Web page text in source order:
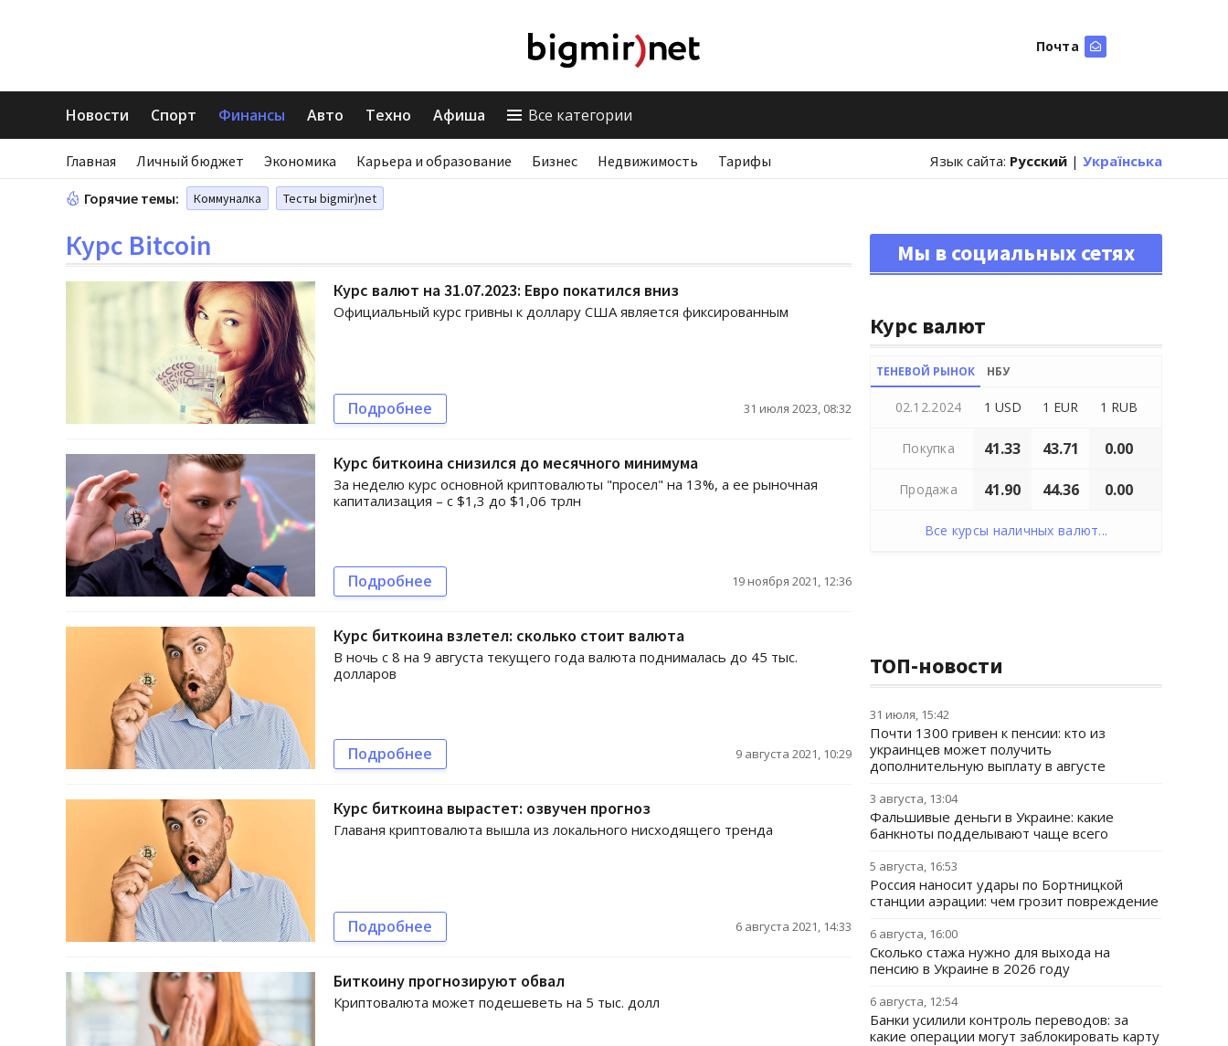
Почта
Новости Спорт Финансы Авто Техно Афиша Все категории
Главная Личный бюджет Экономика Карьера и образование Бизнес Недвижимость Тарифы Язык сайта: Русский | Українська
Горячие темы: Коммуналка Тесты bigmir)net
Курс Bitcoin
Курс валют на 31.07.2023: Евро покатился вниз
Официальный курс гривны к доллару США является фиксированным
Подробнее 31 июля 2023, 08:32
Курс биткоина снизился до месячного минимума
За неделю курс основной криптовалюты "просел" на 13%, а ее рыночная
капитализация – с $1,3 до $1,06 трлн
Подробнее 19 ноября 2021, 12:36
Курс биткоина взлетел: сколько стоит валюта
В ночь с 8 на 9 августа текущего года валюта поднималась до 45 тыс.
долларов
Подробнее 9 августа 2021, 10:29
Курс биткоина вырастет: озвучен прогноз
Главаня криптовалюта вышла из локального нисходящего тренда
Подробнее 6 августа 2021, 14:33
Биткоину прогнозируют обвал
Криптовалюта может подешеветь на 5 тыс. долл
Мы в социальных сетях
Курс валют
ТЕНЕВОЙ РЫНОК НБУ
02.12.2024 1 USD 1 EUR 1 RUB
Покупка 41.33 43.71 0.00
Продажа 41.90 44.36 0.00
Все курсы наличных валют...
ТОП-новости
31 июля, 15:42
Почти 1300 гривен к пенсии: кто из
украинцев может получить
дополнительную выплату в августе
3 августа, 13:04
Фальшивые деньги в Украине: какие
банкноты подделывают чаще всего
5 августа, 16:53
Россия наносит удары по Бортницкой
станции аэрации: чем грозит повреждение
6 августа, 16:00
Сколько стажа нужно для выхода на
пенсию в Украине в 2026 году
6 августа, 12:54
Банки усилили контроль переводов: за
какие операции могут заблокировать карту